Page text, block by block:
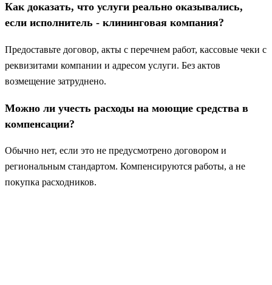
Как доказать, что услуги реально оказывались,
если исполнитель - клининговая компания?
Предоставьте договор, акты с перечнем работ, кассовые чеки с
реквизитами компании и адресом услуги. Без актов
возмещение затруднено.
Можно ли учесть расходы на моющие средства в
компенсации?
Обычно нет, если это не предусмотрено договором и
региональным стандартом. Компенсируются работы, а не
покупка расходников.